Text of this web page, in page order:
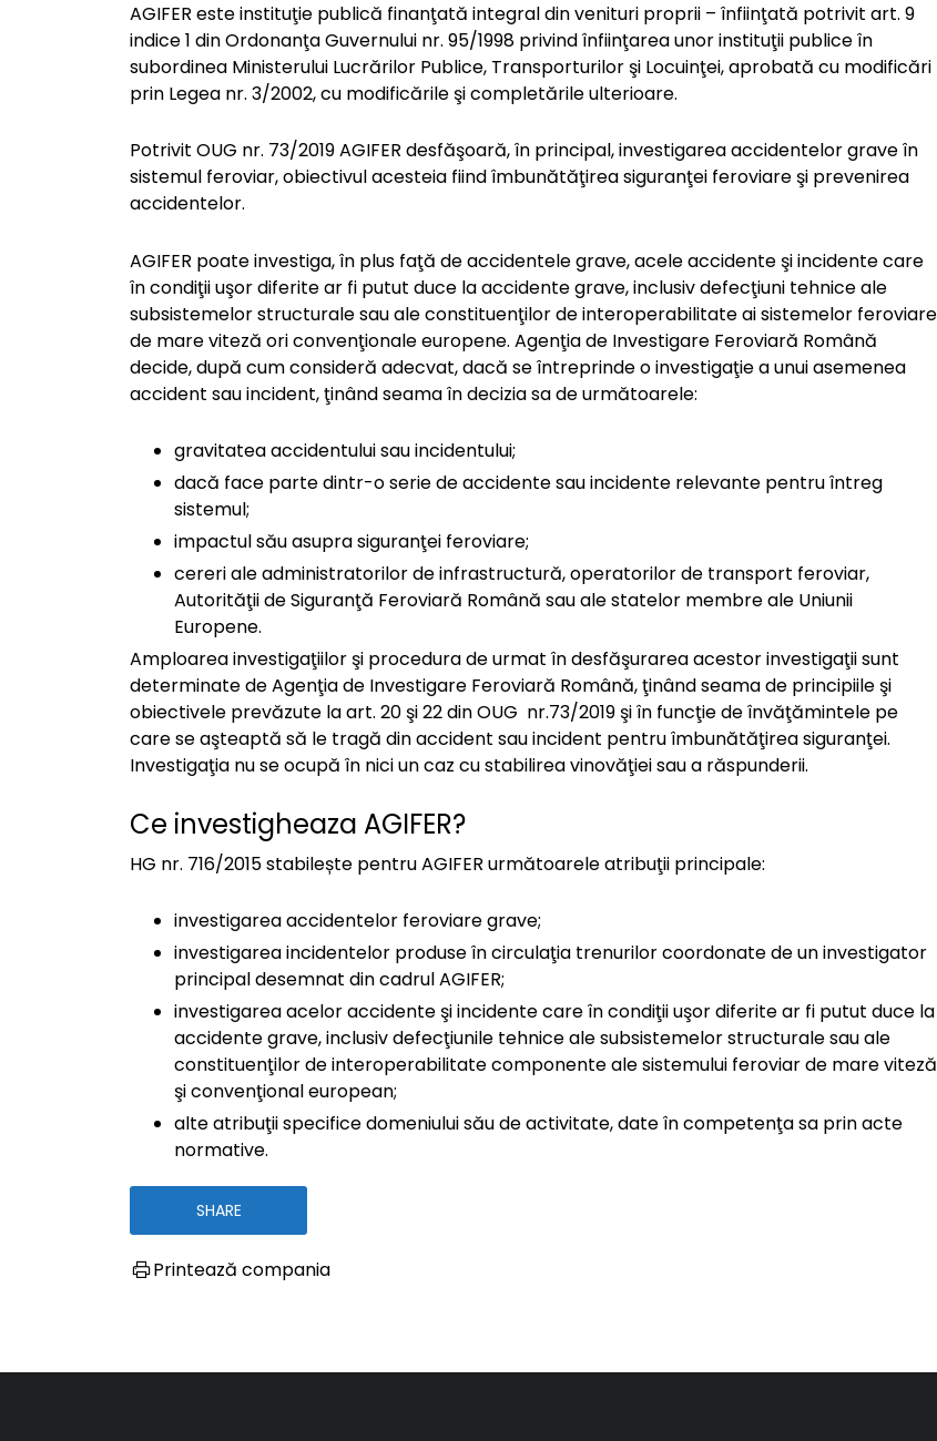
AGIFER este instituţie publică finanţată integral din venituri proprii – înfiinţată potrivit art. 9
indice 1 din Ordonanţa Guvernului nr. 95/1998 privind înfiinţarea unor instituţii publice în
subordinea Ministerului Lucrărilor Publice, Transporturilor şi Locuinţei, aprobată cu modificări
prin Legea nr. 3/2002, cu modificările şi completările ulterioare.
Potrivit OUG nr. 73/2019 AGIFER desfăşoară, în principal, investigarea accidentelor grave în
sistemul feroviar, obiectivul acesteia fiind îmbunătăţirea siguranţei feroviare şi prevenirea
accidentelor.
AGIFER poate investiga, în plus faţă de accidentele grave, acele accidente şi incidente care
în condiţii uşor diferite ar fi putut duce la accidente grave, inclusiv defecţiuni tehnice ale
subsistemelor structurale sau ale constituenţilor de interoperabilitate ai sistemelor feroviare
de mare viteză ori convenţionale europene. Agenţia de Investigare Feroviară Română
decide, după cum consideră adecvat, dacă se întreprinde o investigaţie a unui asemenea
accident sau incident, ţinând seama în decizia sa de următoarele:
gravitatea accidentului sau incidentului;
dacă face parte dintr-o serie de accidente sau incidente relevante pentru întreg
sistemul;
impactul său asupra siguranţei feroviare;
cereri ale administratorilor de infrastructură, operatorilor de transport feroviar,
Autorităţii de Siguranţă Feroviară Română sau ale statelor membre ale Uniunii
Europene.
Amploarea investigaţiilor şi procedura de urmat în desfăşurarea acestor investigaţii sunt
determinate de Agenţia de Investigare Feroviară Română, ţinând seama de principiile şi
obiectivele prevăzute la art. 20 şi 22 din OUG nr.73/2019 şi în funcţie de învăţămintele pe
care se aşteaptă să le tragă din accident sau incident pentru îmbunătăţirea siguranţei.
Investigaţia nu se ocupă în nici un caz cu stabilirea vinovăţiei sau a răspunderii.
Ce investigheaza AGIFER?
HG nr. 716/2015 stabilește pentru AGIFER următoarele atribuţii principale:
investigarea accidentelor feroviare grave;
investigarea incidentelor produse în circulaţia trenurilor coordonate de un investigator
principal desemnat din cadrul AGIFER;
investigarea acelor accidente şi incidente care în condiţii uşor diferite ar fi putut duce la
accidente grave, inclusiv defecţiunile tehnice ale subsistemelor structurale sau ale
constituenţilor de interoperabilitate componente ale sistemului feroviar de mare viteză
şi convenţional european;
alte atribuţii specifice domeniului său de activitate, date în competenţa sa prin acte
normative.
SHARE
Printează compania